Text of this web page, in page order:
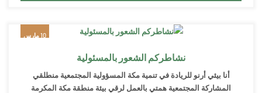
10 مارس
نشاطركم الشعور بالمسئولية
أنا بيئي أرنو للريادة في تنمية مكة المسؤولية المجتمعية منطلقي
المشاركة المجتمعية همتي بالعمل لرقي بيئة منطقة مكة المكرمة